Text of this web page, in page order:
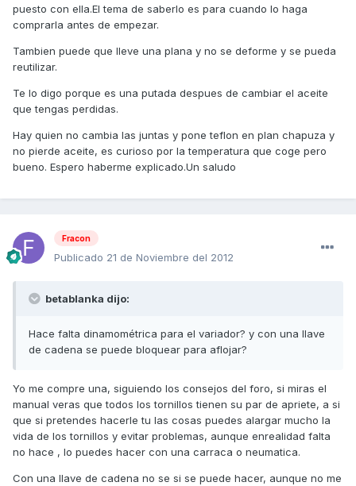
puesto con ella.El tema de saberlo es para cuando lo haga
comprarla antes de empezar.
Tambien puede que lleve una plana y no se deforme y se pueda
reutilizar.
Te lo digo porque es una putada despues de cambiar el aceite
que tengas perdidas.
Hay quien no cambia las juntas y pone teflon en plan chapuza y
no pierde aceite, es curioso por la temperatura que coge pero
bueno. Espero haberme explicado.Un saludo
Fracon
Publicado 21 de Noviembre del 2012
betablanka dijo:
Hace falta dinamométrica para el variador? y con una llave
de cadena se puede bloquear para aflojar?
Yo me compre una, siguiendo los consejos del foro, si miras el
manual veras que todos los tornillos tienen su par de apriete, a si
que si pretendes hacerle tu las cosas puedes alargar mucho la
vida de los tornillos y evitar problemas, aunque enrealidad falta
no hace , lo puedes hacer con una carraca o neumatica.
Con una llave de cadena no se si se puede hacer, aunque no me